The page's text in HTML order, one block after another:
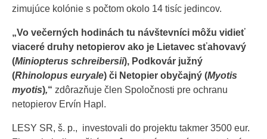
zimujúce kolónie s počtom okolo 14 tisíc jedincov.
„Vo večerných hodinách tu návštevníci môžu vidieť
viaceré druhy netopierov ako je Lietavec sťahovavý
(Miniopterus schreibersii), Podkovár južný
(Rhinolopus euryale) či Netopier obyčajný (Myotis
myotis),“ zdôrazňuje člen Spoločnosti pre ochranu
netopierov Ervín Hapl.
LESY SR, š. p., investovali do projektu takmer 3500 eur.